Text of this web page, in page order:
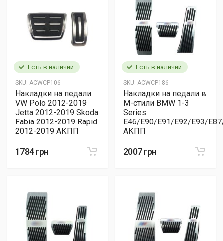
Есть в наличии
SKU: ACWCP106
Накладки на педали
VW Polo 2012-2019
Jetta 2012-2019 Skoda
Fabia 2012-2019 Rapid
2012-2019 АКПП
1784 грн
Есть в наличии
SKU: ACWCP186
Накладки на педали в
M-стили BMW 1-3
Series
E46/E90/E91/E92/E93/
АКПП
2007 грн